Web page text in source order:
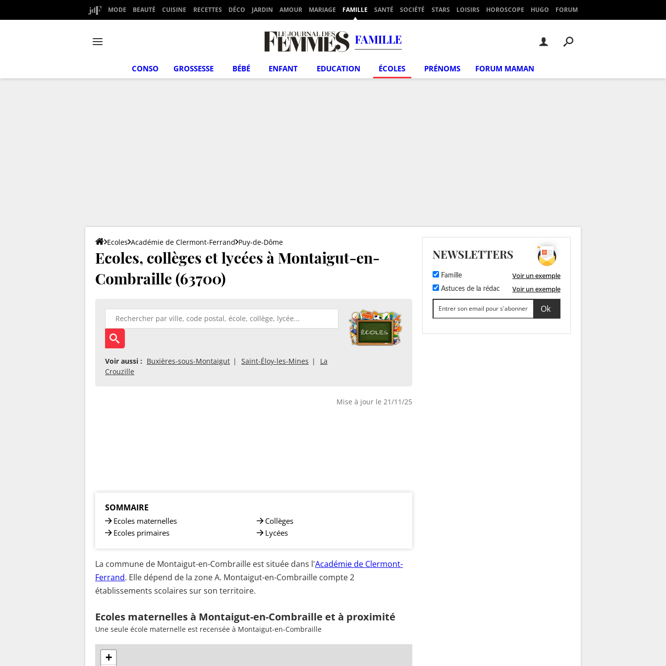
MODE BEAUTÉ CUISINE RECETTES DÉCO JARDIN AMOUR MARIAGE FAMILLE SANTÉ SOCIÉTÉ STARS LOISIRS HOROSCOPE HUGO FORUM
FAMILLE
CONSO GROSSESSE BÉBÉ ENFANT EDUCATION ÉCOLES PRÉNOMS FORUM MAMAN
Ecoles Académie de Clermont-Ferrand Puy-de-Dôme
Ecoles, collèges et lycées à Montaigut-en-
Combraille (63700)
Voir aussi : Buxières-sous-Montaigut Saint-Éloy-les-Mines
La
Crouzille
Mise à jour le 21/11/25
SOMMAIRE
Ecoles maternelles
Ecoles primaires
Collèges
Lycées
La commune de Montaigut-en-Combraille est située dans l'Académie de Clermont-
Ferrand. Elle dépend de la zone A. Montaigut-en-Combraille compte 2
établissements scolaires sur son territoire.
Ecoles maternelles à Montaigut-en-Combraille et à proximité
Une seule école maternelle est recensée à Montaigut-en-Combraille
+
NEWSLETTERS
Famille Voir un exemple
Astuces de la rédac Voir un exemple